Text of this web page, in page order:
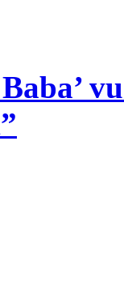
Baba’